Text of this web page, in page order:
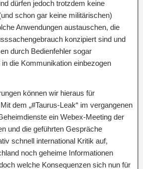
dürfen jedoch trotzdem keine
schon gar keine militärischen)
Anwendungen austauschen, die
konzipiert sind und
durch Bedienfehler sogar
die Kommunikation einbezogen
können wir hieraus für
dem „#Taurus-Leak“ im vergangenen
ein Webex-Meeting der
und die geführten Gespräche
schnell international Kritik auf,
noch geheime Informationen
welche Konsequenzen sich nun für